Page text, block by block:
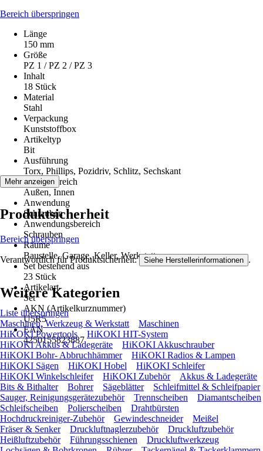
Bereich überspringen
Länge
150 mm
Größe
PZ 1 / PZ 2 / PZ 3
Inhalt
18 Stück
Material
Stahl
Verpackung
Kunststoffbox
Artikeltyp
Bit
Ausführung
Torx, Phillips, Pozidriv, Schlitz, Sechskant
Einsatzbereich
Außen, Innen
Anwendung
Schrauben
Anwendungsbereich
Schrauben
Räume
Baustelle, Garage, Keller, Werkstatt
Set bestehend aus
23 Stück
Artikelart
Set
AKN (Artikelkurznummer)
U5R5
EAN
4250155823887
Mehr anzeigen
Produktsicherheit
Bereich überspringen
Verantwortlich für Produktsicherheit: Siehe Herstellerinformationen .
Weitere Kategorien
Liste überspringen
Maschinen, Werkzeug & Werkstatt
Maschinen
HiKOKI Powertools
HiKOKI HIT-System
HiKOKI Akkus & Ladegeräte
HiKOKI Akkuschrauber
HiKOKI Bohr- Abbruchhämmer
HiKOKI Radios & Lampen
HiKOKI Sägen
HiKOKI Hobel
HiKOKI Schleifer
HiKOKI Winkelschleifer
HiKOKI Zubehör
Akkus & Ladegeräte
Bits & Bithalter
Bohrer Sägeblätter
Schleifmittel & Schleifpapier
Sauger, Reinigungsgerätezubehör
Trennscheiben
Diamantscheiben
Schleifscheiben
Polierscheiben
Drahtbürsten
Hochdruckreiniger-Zubehör
Gewindeschneider
Meißel
Fräser & Senker
Druckluftnaglerzubehör
Druckluftzubehör
Heißluftzubehör
Führungsschienen
Druckluftwerkzeug